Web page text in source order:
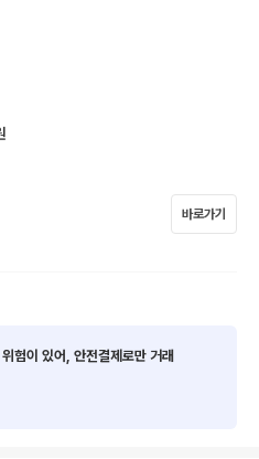
매 전 참고 부탁드립니다.🙇‍♀️
드려요
바로가기
험이 있어, 안전결제로만 거래